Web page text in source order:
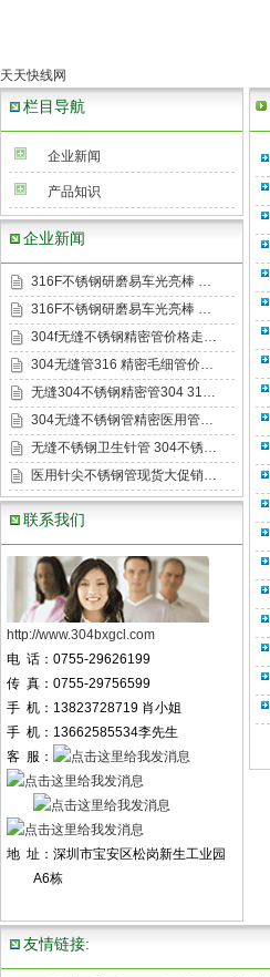
天天快线网
栏目导航
企业新闻
产品知识
企业新闻
316F不锈钢研磨易车光亮棒 …
316F不锈钢研磨易车光亮棒 …
304f无缝不锈钢精密管价格走…
304无缝管316 精密毛细管价…
无缝304不锈钢精密管304 31…
304无缝不锈钢管精密医用管…
无缝不锈钢卫生针管 304不锈…
医用针尖不锈钢管现货大促销…
联系我们
http://www.304bxgcl.com
电 话：0755-29626199
传 真：0755-29756599
手 机：13823728719 肖小姐
手 机：13662585534李先生
客 服：
地 址：深圳市宝安区松岗新生工业园
A6栋
友情链接: